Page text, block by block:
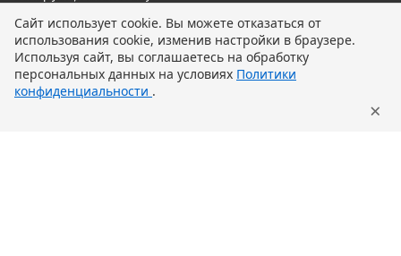
В корзину
Сайт использует cookie. Вы можете отказаться от
использования cookie, изменив настройки в браузере.
Используя сайт, вы соглашаетесь на обработку
персональных данных на условиях Политики
конфиденциальности .
×